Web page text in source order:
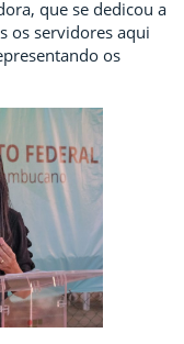
que se dedicou a
os servidores aqui
os